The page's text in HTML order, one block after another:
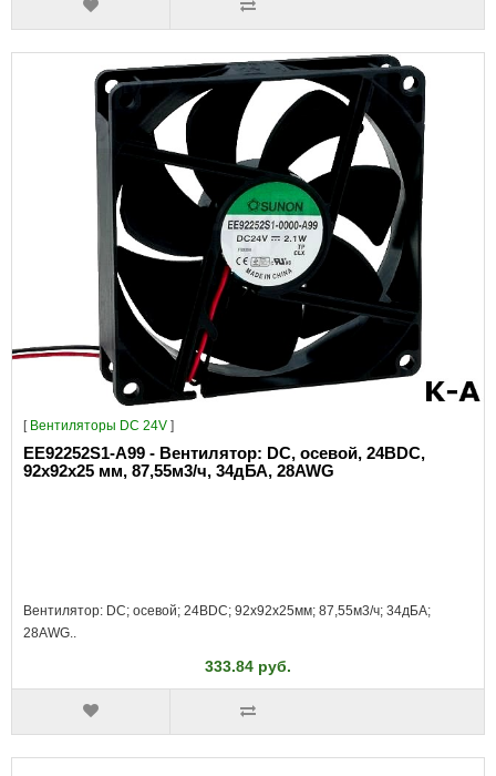
[ Вентиляторы DC 24V ]
EE92252S1-A99 - Вентилятор: DC, осевой, 24ВDC,
92x92x25 мм, 87,55м3/ч, 34дБА, 28AWG
Вентилятор: DC; осевой; 24ВDC; 92x92x25мм; 87,55м3/ч; 34дБА;
28AWG..
333.84 руб.